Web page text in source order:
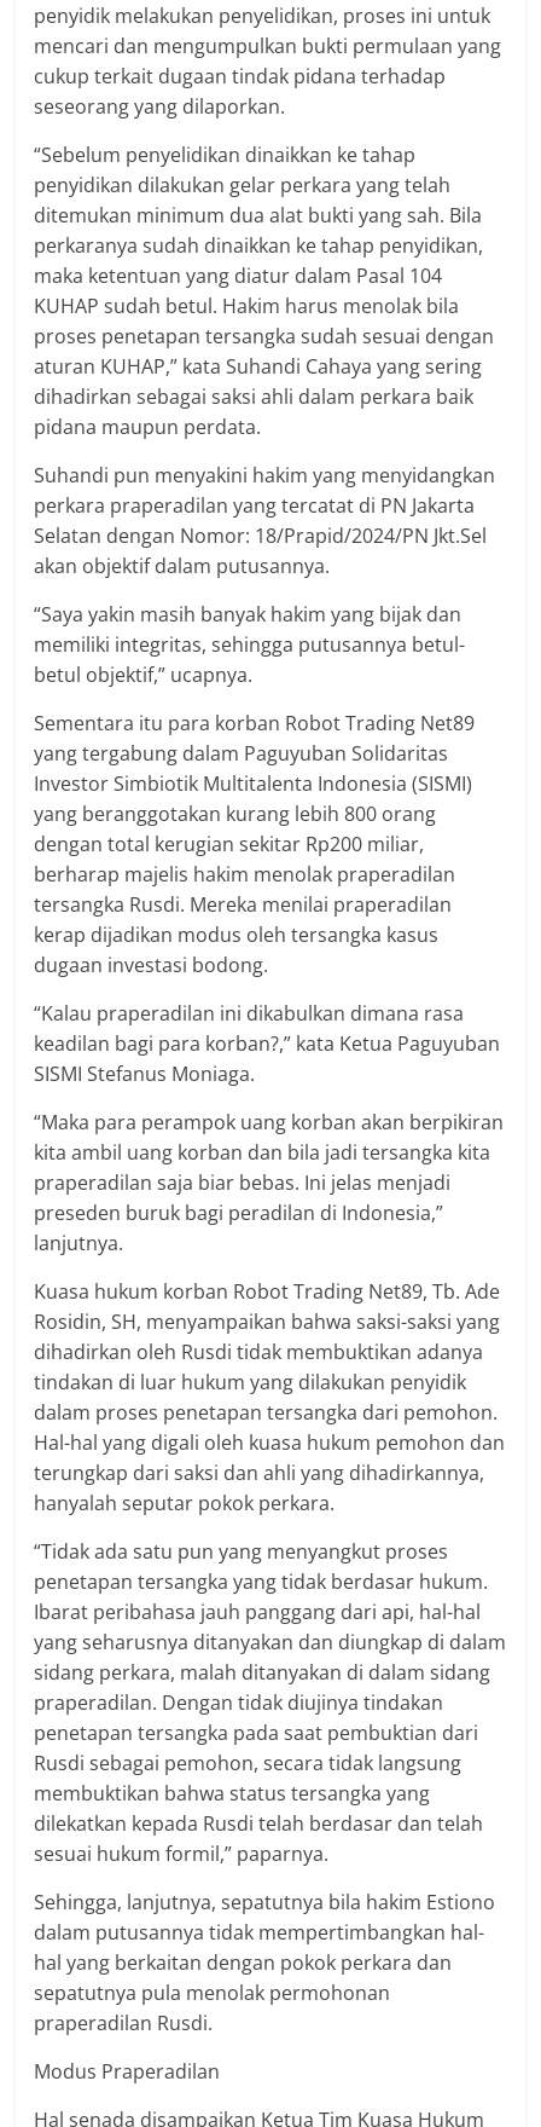
penyidik melakukan penyelidikan, proses ini untuk
mencari dan mengumpulkan bukti permulaan yang
cukup terkait dugaan tindak pidana terhadap
seseorang yang dilaporkan.
“Sebelum penyelidikan dinaikkan ke tahap
penyidikan dilakukan gelar perkara yang telah
ditemukan minimum dua alat bukti yang sah. Bila
perkaranya sudah dinaikkan ke tahap penyidikan,
maka ketentuan yang diatur dalam Pasal 104
KUHAP sudah betul. Hakim harus menolak bila
proses penetapan tersangka sudah sesuai dengan
aturan KUHAP,” kata Suhandi Cahaya yang sering
dihadirkan sebagai saksi ahli dalam perkara baik
pidana maupun perdata.
Suhandi pun menyakini hakim yang menyidangkan
perkara praperadilan yang tercatat di PN Jakarta
Selatan dengan Nomor: 18/Prapid/2024/PN Jkt.Sel
akan objektif dalam putusannya.
“Saya yakin masih banyak hakim yang bijak dan
memiliki integritas, sehingga putusannya betul-
betul objektif,” ucapnya.
Sementara itu para korban Robot Trading Net89
yang tergabung dalam Paguyuban Solidaritas
Investor Simbiotik Multitalenta Indonesia (SISMI)
yang beranggotakan kurang lebih 800 orang
dengan total kerugian sekitar Rp200 miliar,
berharap majelis hakim menolak praperadilan
tersangka Rusdi. Mereka menilai praperadilan
kerap dijadikan modus oleh tersangka kasus
dugaan investasi bodong.
“Kalau praperadilan ini dikabulkan dimana rasa
keadilan bagi para korban?,” kata Ketua Paguyuban
SISMI Stefanus Moniaga.
“Maka para perampok uang korban akan berpikiran
kita ambil uang korban dan bila jadi tersangka kita
praperadilan saja biar bebas. Ini jelas menjadi
preseden buruk bagi peradilan di Indonesia,”
lanjutnya.
Kuasa hukum korban Robot Trading Net89, Tb. Ade
Rosidin, SH, menyampaikan bahwa saksi-saksi yang
dihadirkan oleh Rusdi tidak membuktikan adanya
tindakan di luar hukum yang dilakukan penyidik
dalam proses penetapan tersangka dari pemohon.
Hal-hal yang digali oleh kuasa hukum pemohon dan
terungkap dari saksi dan ahli yang dihadirkannya,
hanyalah seputar pokok perkara.
“Tidak ada satu pun yang menyangkut proses
penetapan tersangka yang tidak berdasar hukum.
Ibarat peribahasa jauh panggang dari api, hal-hal
yang seharusnya ditanyakan dan diungkap di dalam
sidang perkara, malah ditanyakan di dalam sidang
praperadilan. Dengan tidak diujinya tindakan
penetapan tersangka pada saat pembuktian dari
Rusdi sebagai pemohon, secara tidak langsung
membuktikan bahwa status tersangka yang
dilekatkan kepada Rusdi telah berdasar dan telah
sesuai hukum formil,” paparnya.
Sehingga, lanjutnya, sepatutnya bila hakim Estiono
dalam putusannya tidak mempertimbangkan hal-
hal yang berkaitan dengan pokok perkara dan
sepatutnya pula menolak permohonan
praperadilan Rusdi.
Modus Praperadilan
Hal senada disampaikan Ketua Tim Kuasa Hukum